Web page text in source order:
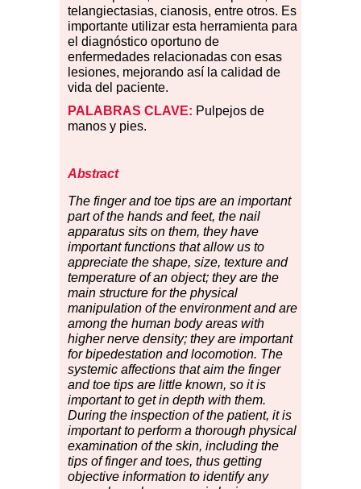
telangiectasias, cianosis, entre otros. Es
importante utilizar esta herramienta para
el diagnóstico oportuno de
enfermedades relacionadas con esas
lesiones, mejorando así la calidad de
vida del paciente.
PALABRAS CLAVE: Pulpejos de
manos y pies.
Abstract
The finger and toe tips are an important
part of the hands and feet, the nail
apparatus sits on them, they have
important functions that allow us to
appreciate the shape, size, texture and
temperature of an object; they are the
main structure for the physical
manipulation of the environment and are
among the human body areas with
higher nerve density; they are important
for bipedestation and locomotion. The
systemic affections that aim the finger
and toe tips are little known, so it is
important to get in depth with them.
During the inspection of the patient, it is
important to perform a thorough physical
examination of the skin, including the
tips of finger and toes, thus getting
objective information to identify any